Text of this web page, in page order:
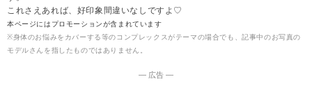
これさえあれば、好印象間違いなしですよ♡
本ページにはプロモーションが含まれています
※身体のお悩みをカバーする等のコンプレックスがテーマの場合でも、記事中のお写真の
モデルさんを指したものではありません。
― 広告 ―